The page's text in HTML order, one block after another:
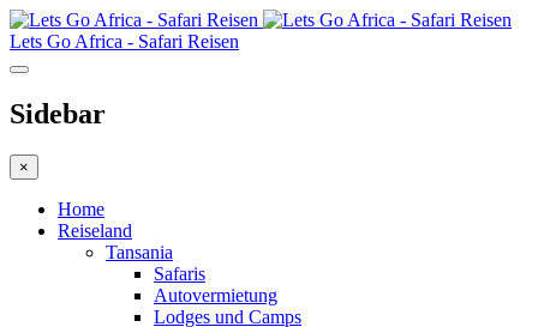
Lets Go Africa - Safari Reisen
Sidebar
×
Home
Reiseland
Tansania
Safaris
Autovermietung
Lodges und Camps